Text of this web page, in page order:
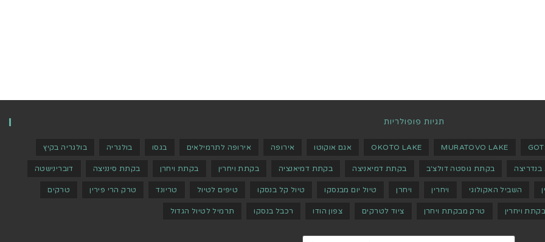
תגיות פופולריות
MURATOVO LAKE
OKOTO LAKE אגם אוקוטו אירופה אירופה לתרמילאים בגסו בולגריה בולגריה בקיץ
בקתת גוסטה דולצ'ב בקתת דמיאניצה בקתת דמיאנציה בקתת ויחרין בקתת ויחרן בקתת סינניצה דוברינישטה
השביל האקולוגי ויחרין ויחרן טיול יום מבנסקו טיול קל בנסקו טיפים לטיול טריונד טרק הרי פירין טרקים
ויחרין טרק מבקתת ויחרן ציוד לטרקים צפון הודו רכבל בנסקו תרמיל לטיול הגדול